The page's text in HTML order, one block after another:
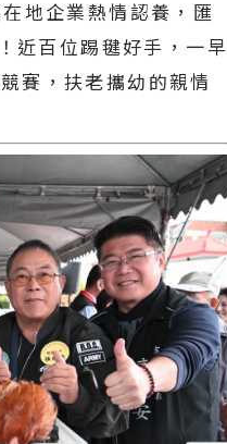
地企業熱情認養，匯
近百位踢毽好手，一早
賽，扶老攜幼的親情